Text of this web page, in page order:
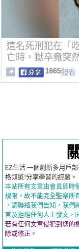
這名死刑犯在「
亡時，獄卒竟突
1665觀看
EZ生活 一個創新多用戶
格頻道!分享學習的經驗。
本站所有文章由會員即時
規限，故不能完全監察所
，請聯絡我們告知，我
言及拒絕任何人士發文，
若有任何文章侵犯到您的
除或修正。